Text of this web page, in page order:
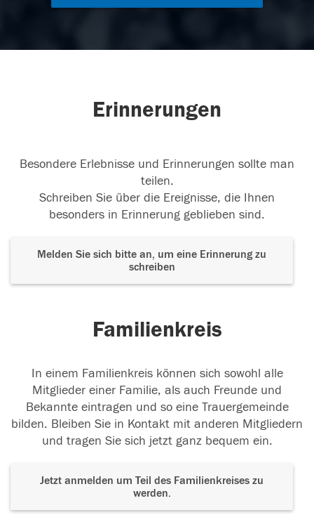
Erinnerungen
Besondere Erlebnisse und Erinnerungen sollte man
teilen.
Schreiben Sie über die Ereignisse, die Ihnen
besonders in Erinnerung geblieben sind.
Melden Sie sich bitte an, um eine Erinnerung zu
schreiben
Familienkreis
In einem Familienkreis können sich sowohl alle
Mitglieder einer Familie, als auch Freunde und
Bekannte eintragen und so eine Trauergemeinde
bilden. Bleiben Sie in Kontakt mit anderen Mitgliedern
und tragen Sie sich jetzt ganz bequem ein.
Jetzt anmelden um Teil des Familienkreises zu
werden.